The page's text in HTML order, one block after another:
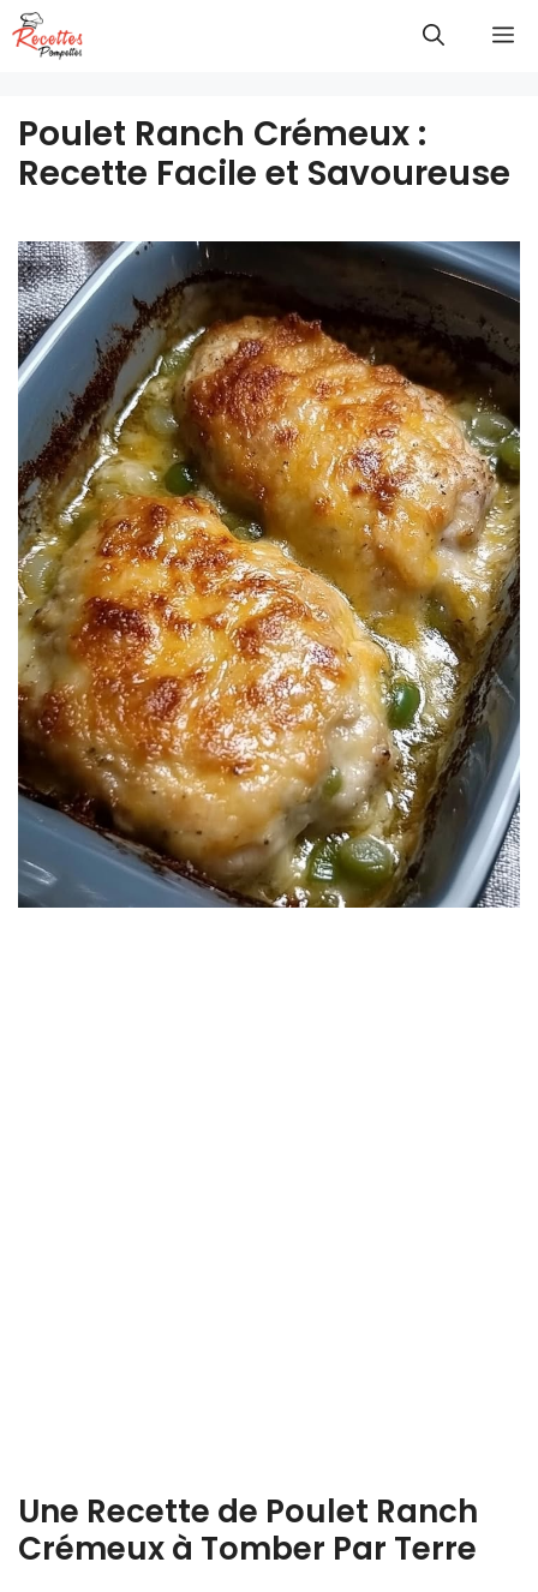
Aller
au
Poulet Ranch Crémeux :
Recette Facile et Savoureuse
Une Recette de Poulet Ranch
Crémeux à Tomber Par Terre